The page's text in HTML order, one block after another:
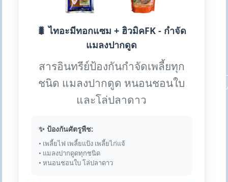
🐛 ไทอะมีทอกแซม + ฮิวมิคFK - กำจัด
แมลงปากดูด
สารอินทรีย์ป้องกันกำจัดเพลี้ยทุก
ชนิด แมลงปากดูด หนอนชอนใบ
และโล่ปลาดาว
✨ ป้องกันศัตรูพืช:
• เพลี้ยไฟ เพลี้ยแป้ง เพลี้ยไก่แจ้
• แมลงปากดูดทุกชนิด
• หนอนชอนใบ โล่ปลาดาว